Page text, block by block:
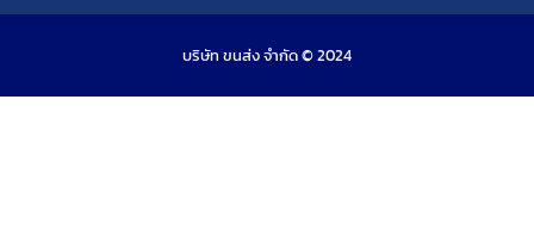
บริษัท ขนส่ง จำกัด © 2024